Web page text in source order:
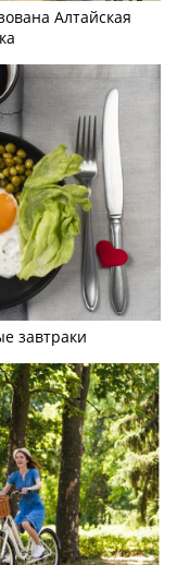
Алтайская
завтраки